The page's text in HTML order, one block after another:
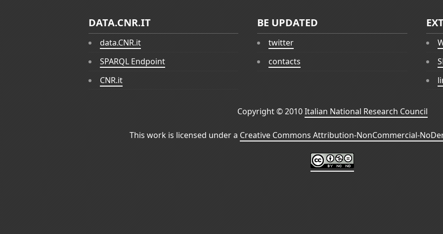
DATA.CNR.IT
data.CNR.it
SPARQL Endpoint
CNR.it
BE UPDATED
twitter
contacts
Copyright © 2010Italian National Research Council
This work is licensed under a Creative Commons Attribution-NonCommercial-